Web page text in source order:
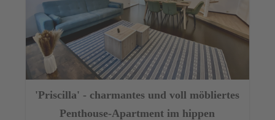
'Priscilla' - charmantes und voll möbliertes
Penthouse-Apartment im hippen